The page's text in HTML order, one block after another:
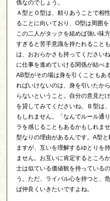
係なのでしょう。
Ａ型とＯ型は、頼りあうことで相
ることに向いており、O型は周囲
この二人がタックを組めば強い味
すぎると苦手意識を持たれること
は、おおらかさも持ってください
に仕事を進めていける関係が結べ
AB型がその場は身を引くこともあ
ればいけないのは、身を引いたか
らないということ。自分の意見だ
を貸してみてくださいね。Ｂ型は
もしれません。「なんでルール通
ラを感じることもあるかもしれま
型なりの理由があるんです。A型
ますが、互いを理解するゆとりを
ません。お互いに肯定するところ
士は似ている価値観を持っている
う。ただ、ライバル心を持つと、
ば仲良くいきたいですよね。